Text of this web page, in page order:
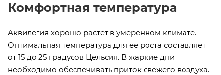
Комфортная температура
Аквилегия хорошо растет в умеренном климате.
Оптимальная температура для ее роста составляет
от 15 до 25 градусов Цельсия. В жаркие дни
необходимо обеспечивать приток свежего воздуха.